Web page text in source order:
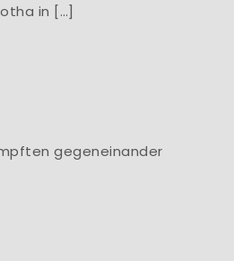
in […]
gegeneinander